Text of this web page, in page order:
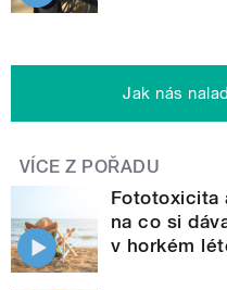
Jak nás
VÍCE Z POŘADU
Fototoxicita
na co si
v horkém